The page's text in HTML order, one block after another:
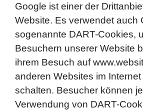
Google ist einer der
Website. Es verwendet auch
sogenannte DART-Cookies,
Besuchern unserer Website
ihrem Besuch auf
anderen Websites im
schalten. Besucher können
Verwendung von DART-